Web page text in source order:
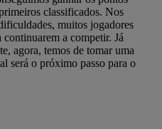
classificados. Nos
muitos jogadores
a competir. Já
agora, temos de tomar uma
será o próximo passo para o